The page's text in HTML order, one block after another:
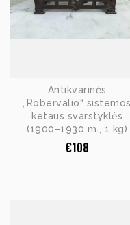
Antikvarinės
„Robervalio“ sistemos
ketaus svarstyklės
(1900–1930 m., 1 kg)
€108